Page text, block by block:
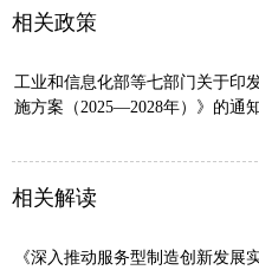
相关政策
工业和信息化部等七部门关于印
施方案（2025—2028年）》的通
相关解读
《深入推动服务型制造创新发展